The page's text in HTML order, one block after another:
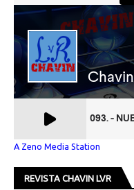
A Zeno Media Station
REVISTA CHAVIN LVR